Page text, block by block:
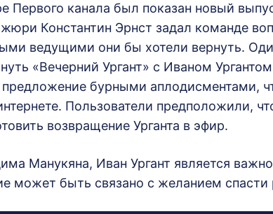
Первого канала был показан новый
Константин Эрнст задал команде
ведущими они бы хотели вернуть.
«Вечерний Ургант» с Иваном
бурными аплодисментами,
Пользователи предположили,
возвращение Урганта в эфир.
Манукяна, Иван Ургант является
может быть связано с желанием спасти